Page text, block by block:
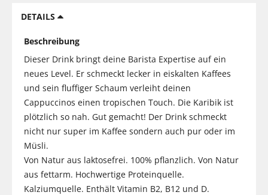
DETAILS
Beschreibung
Dieser Drink bringt deine Barista Expertise auf ein
neues Level. Er schmeckt lecker in eiskalten Kaffees
und sein fluffiger Schaum verleiht deinen
Cappuccinos einen tropischen Touch. Die Karibik ist
plötzlich so nah. Gut gemacht! Der Drink schmeckt
nicht nur super im Kaffee sondern auch pur oder im
Müsli.
Von Natur aus laktosefrei. 100% pflanzlich. Von Natur
aus fettarm. Hochwertige Proteinquelle.
Kalziumquelle. Enthält Vitamin B2, B12 und D.